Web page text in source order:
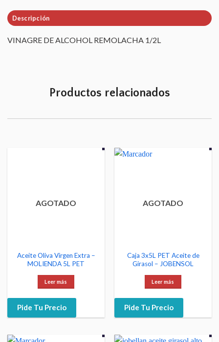
Descripción
VINAGRE DE ALCOHOL REMOLACHA 1/2L
Productos relacionados
AGOTADO
Aceite Oliva Virgen Extra –
MOLIENDA 5L PET
Leer más
Pide Tu Precio
AGOTADO
Caja 3x5L PET Aceite de
Girasol – JOBENSOL
Leer más
Pide Tu Precio